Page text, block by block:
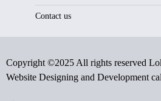
Contact us
Copyright ©2025 All rights reserved
Website Designing and Development